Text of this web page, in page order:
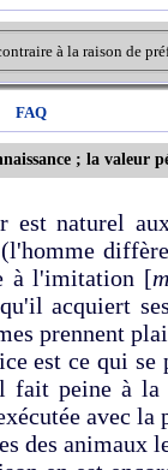
à la raison de
FAQ
; la valeur
naturel
à l'imitation [
acquiert
prennent
est ce qui se
fait peine à la
avec la
des animaux